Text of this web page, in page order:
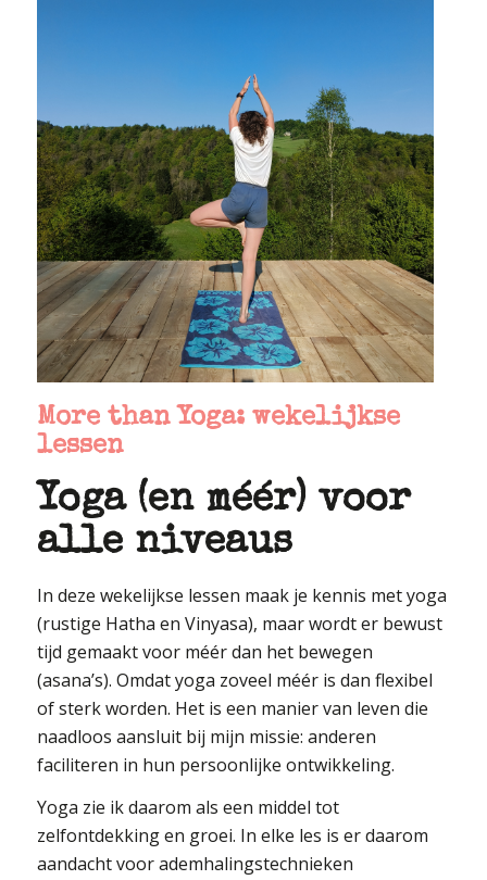
More than Yoga: wekelijkse
lessen
Yoga (en méér) voor
alle niveaus
In deze wekelijkse lessen maak je kennis met yoga
(rustige Hatha en Vinyasa), maar wordt er bewust
tijd gemaakt voor méér dan het bewegen
(asana’s). Omdat yoga zoveel méér is dan flexibel
of sterk worden. Het is een manier van leven die
naadloos aansluit bij mijn missie: anderen
faciliteren in hun persoonlijke ontwikkeling.
Yoga zie ik daarom als een middel tot
zelfontdekking en groei. In elke les is er daarom
aandacht voor ademhalingstechnieken